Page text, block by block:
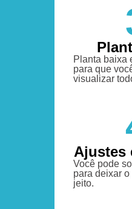
Planta baixa
para que
visualizar
Ajustes
Você pode
para deixar
jeito.